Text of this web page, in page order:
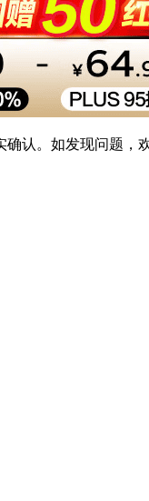
认。如发现问题，